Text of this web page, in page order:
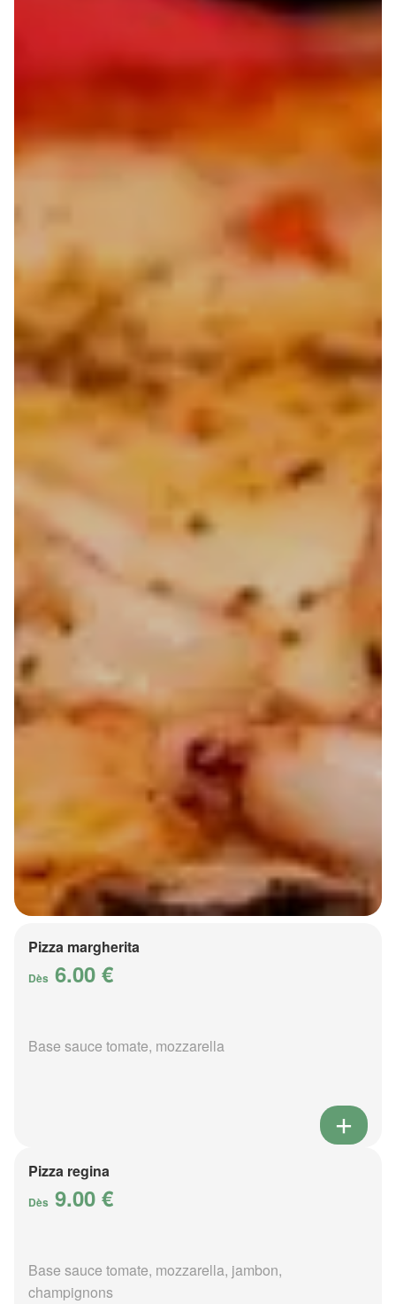
Pizza margherita
Dès 6.00 €
Base sauce tomate, mozzarella
Pizza regina
Dès 9.00 €
Base sauce tomate, mozzarella, jambon,
champignons